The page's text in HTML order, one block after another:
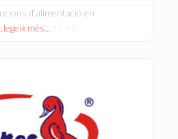
d’alimentació en
col·lectivitats, etc.
Llegeix més...